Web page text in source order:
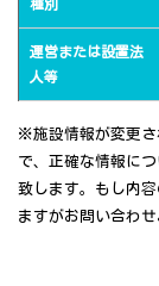
種別
運営または設置法
人等
※施設情報が変更さ
で、正確な情報に
致します。もし内
ますがお問い合わ